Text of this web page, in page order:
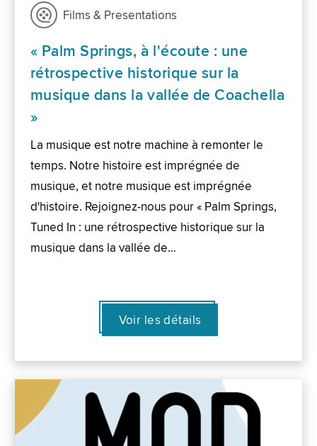
Films & Presentations
« Palm Springs, à l'écoute : une
rétrospective historique sur la
musique dans la vallée de Coachella
»
La musique est notre machine à remonter le
temps. Notre histoire est imprégnée de
musique, et notre musique est imprégnée
d'histoire. Rejoignez-nous pour « Palm Springs,
Tuned In : une rétrospective historique sur la
musique dans la vallée de…
Voir les détails